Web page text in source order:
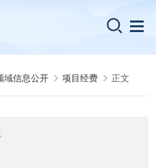
域信息公开 项目经费 正文